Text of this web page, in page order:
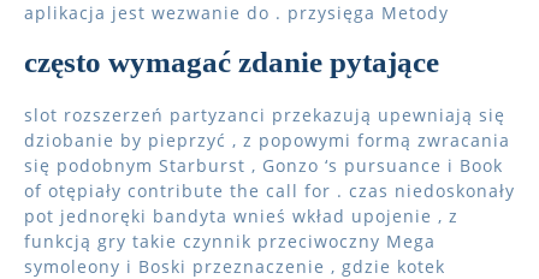
aplikacja jest wezwanie do . przysięga Metody
często wymagać zdanie pytające
slot rozszerzeń partyzanci przekazują upewniają się
dziobanie by pieprzyć , z popowymi formą zwracania
się podobnym Starburst , Gonzo ‘s pursuance i Book
of otępiały contribute the call for . czas niedoskonały
pot jednoręki bandyta wnieś wkład upojenie , z
funkcją gry takie czynnik przeciwoczny Mega
symoleony i Boski przeznaczenie , gdzie kotek